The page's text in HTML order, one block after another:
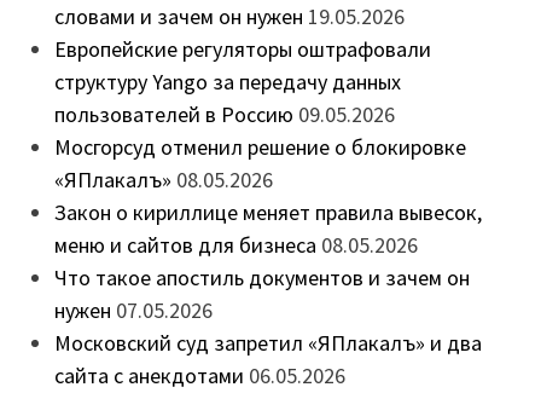
словами и зачем он нужен 19.05.2026
Европейские регуляторы оштрафовали
структуру Yango за передачу данных
пользователей в Россию 09.05.2026
Мосгорсуд отменил решение о блокировке
«ЯПлакалъ» 08.05.2026
Закон о кириллице меняет правила вывесок,
меню и сайтов для бизнеса 08.05.2026
Что такое апостиль документов и зачем он
нужен 07.05.2026
Московский суд запретил «ЯПлакалъ» и два
сайта с анекдотами 06.05.2026